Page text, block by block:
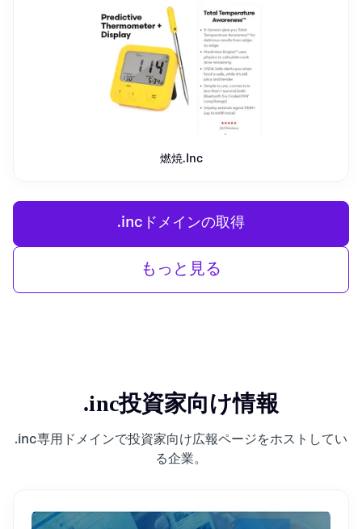
燃焼.Inc
.incドメインの取得
もっと見る
.inc投資家向け情報
.inc専用ドメインで投資家向け広報ページをホストしてい
る企業。